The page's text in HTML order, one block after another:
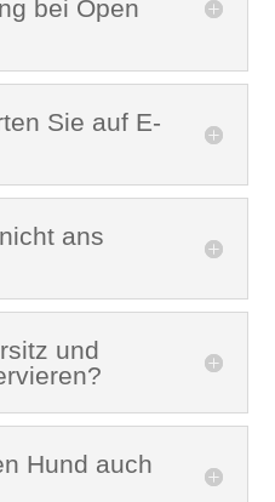
bei Open
Sie auf E-
ans
und
Hund auch